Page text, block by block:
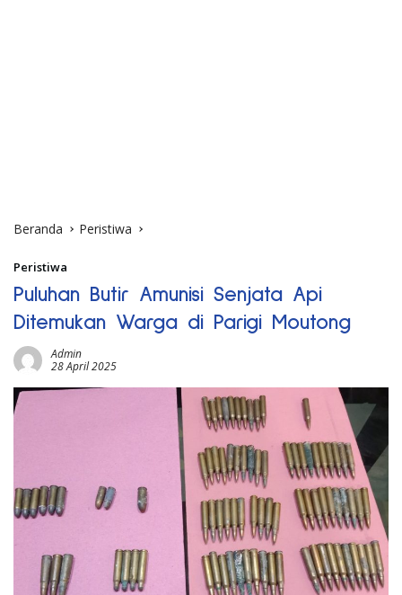
Beranda Peristiwa
Peristiwa
Puluhan Butir Amunisi Senjata Api
Ditemukan Warga di Parigi Moutong
Admin
28 April 2025